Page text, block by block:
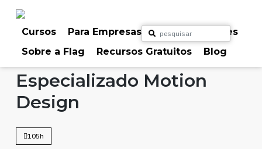
Cursos Para Empresas
Para Particulares
Sobre a Flag
Recursos Gratuitos Blog
Home Cursos Vídeo & Motion
Especializado Motion
Design
105h